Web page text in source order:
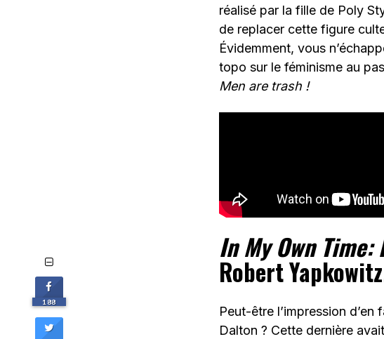
réalisé par la fille de Poly
de replacer cette figure
Évidemment, vous
topo sur le féminisme au
Men are trash !
In My Own
Robert
Peut-être l’impression
Dalton ? Cette dernière
188